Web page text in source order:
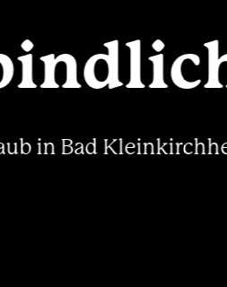
in Bad